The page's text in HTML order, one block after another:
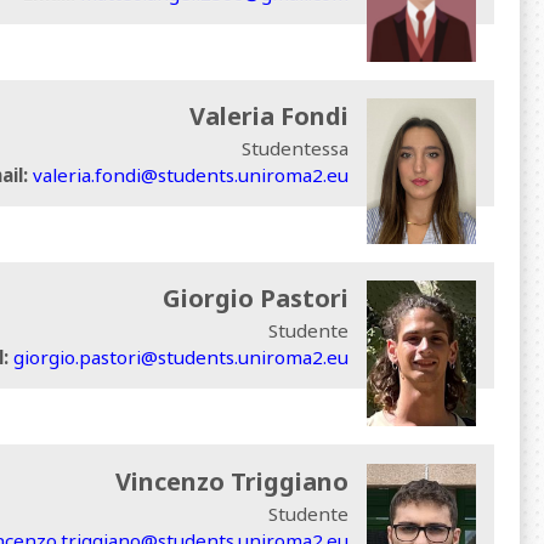
Valeria Fondi
Studentessa
valeria.fondi@students.uniroma2.eu
Giorgio Pastori
Studente
giorgio.pastori@students.uniroma2.eu
Vincenzo Triggiano
Studente